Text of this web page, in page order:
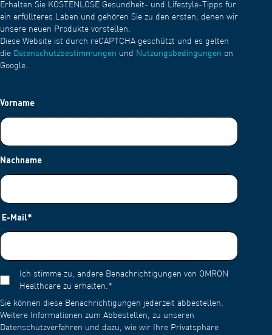
Erhalten Sie KOSTENLOSE Gesundheit- und Lifestyle-Tipps für
ein erfüllteres Leben und gehören Sie zu den ersten, denen wir
unsere neuen Produkte vorstellen.
Diese Website ist durch reCAPTCHA geschützt und es gelten
die Datenschutzbestimmungen und Nutzungsbedingungen on
Google.
Vorname
Nachname
E-Mail*
Ich stimme zu, andere Benachrichtigungen von OMRON
Healthcare zu erhalten.*
Sie können diese Benachrichtigungen jederzeit abbestellen.
Weitere Informationen zum Abbestellen, zu unseren
Datenschutzverfahren und dazu, wie wir Ihre Privatsphäre